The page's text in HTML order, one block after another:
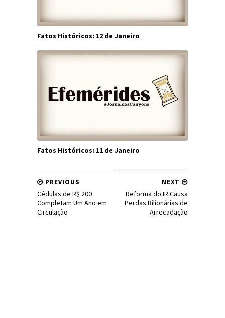
Fatos Históricos: 12 de Janeiro
Fatos Históricos: 11 de Janeiro
NEXT
Reforma do IR Causa
Perdas Bilionárias de
Arrecadação
PREVIOUS
Cédulas de R$ 200
Completam Um Ano em
Circulação